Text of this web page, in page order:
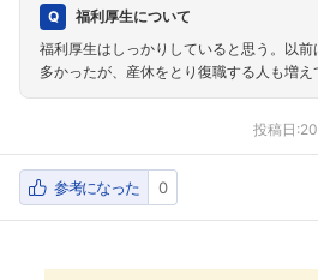
福利厚生について
福利厚生はしっかりしていると思う。以
多かったが、産休をとり復職する人も増え
投稿日:
参考になった 0